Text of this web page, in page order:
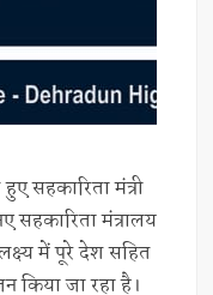
सहकारिता मंत्री
मंत्रालय
में पूरे देश सहित
किया जा रहा है।